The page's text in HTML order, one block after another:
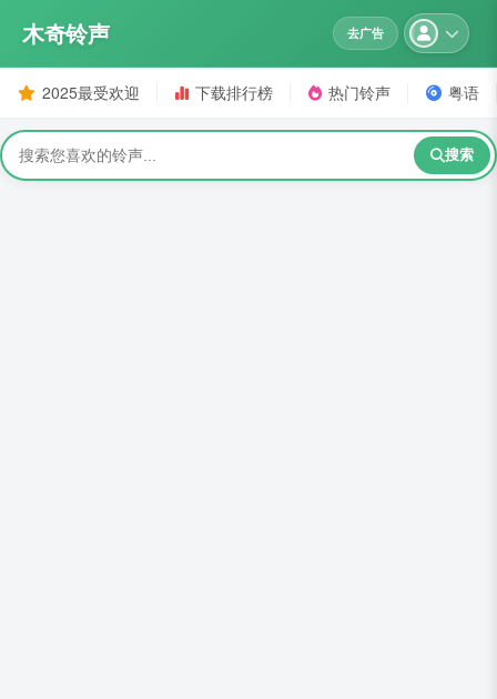
木奇铃声 去广告
2025最受欢迎 下载排行榜 热门铃声 粤语
搜索